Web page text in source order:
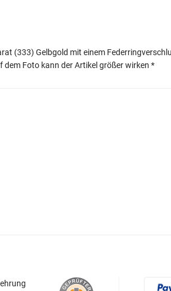
(333) Gelbgold mit einem
dem Foto kann der Artikel größer wirken *